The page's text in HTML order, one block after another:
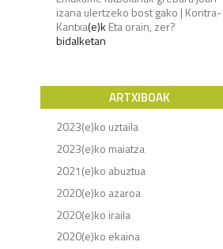
izana ulertzeko bost gako | Kontra-
Kantxa(e)k Eta orain, zer?
bidalketan
ARTXIBOAK
2023(e)ko uztaila
2023(e)ko maiatza
2021(e)ko abuztua
2020(e)ko azaroa
2020(e)ko iraila
2020(e)ko ekaina